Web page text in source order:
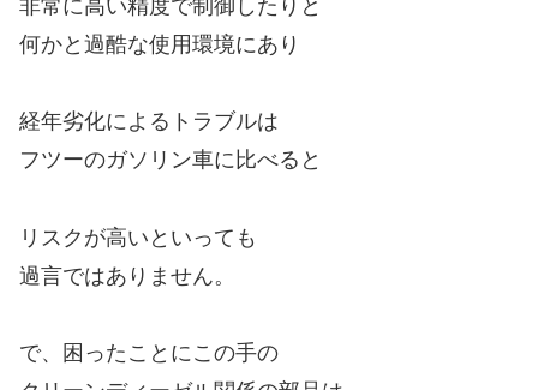
非常に高い精度で制御したりと
何かと過酷な使用環境にあり
経年劣化によるトラブルは
フツーのガソリン車に比べると
リスクが高いといっても
過言ではありません。
で、困ったことにこの手の